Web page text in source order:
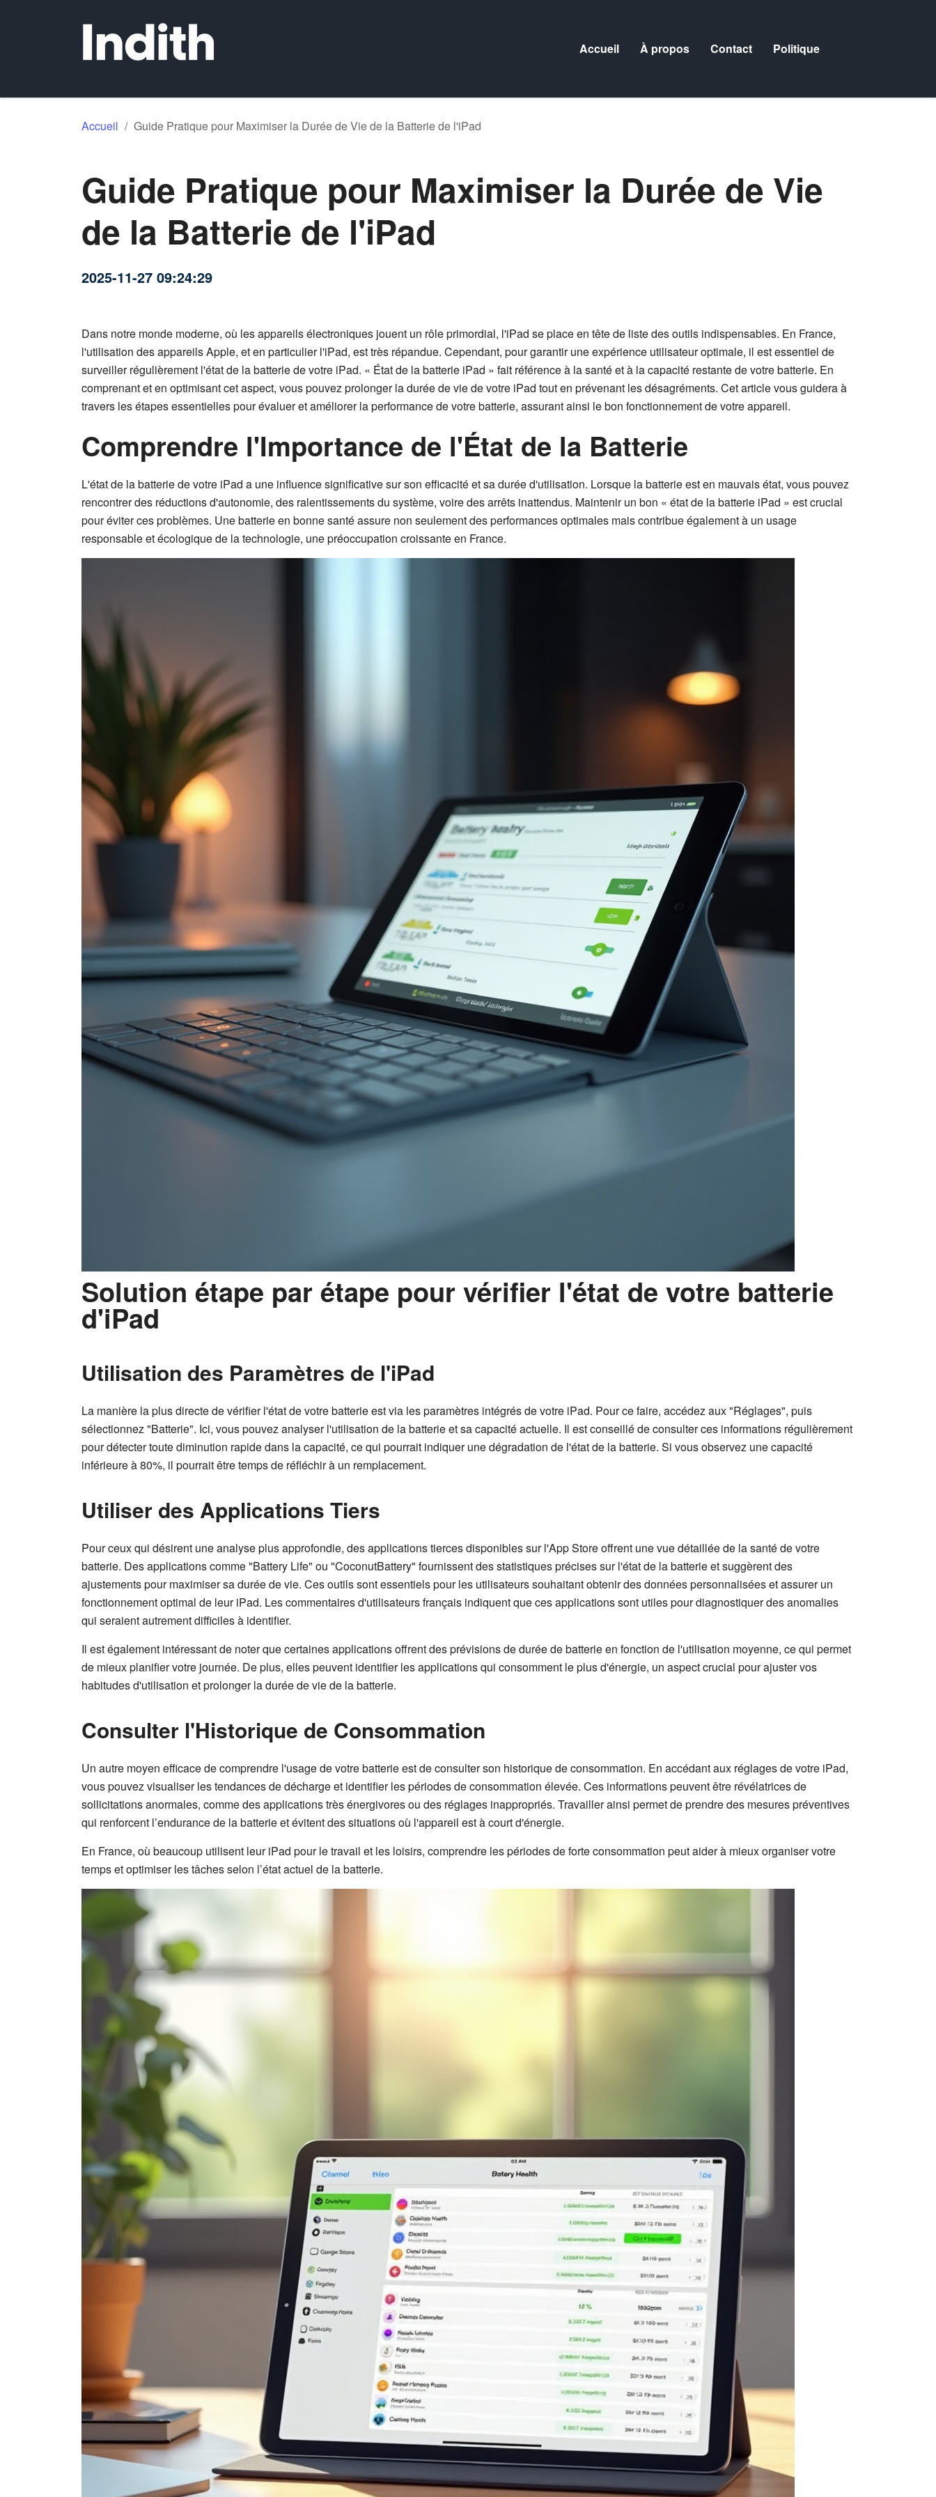
Accueil À propos Contact Politique
Accueil / Guide Pratique pour Maximiser la Durée de Vie de la Batterie de l'iPad
Guide Pratique pour Maximiser la Durée de Vie
de la Batterie de l'iPad
2025-11-27 09:24:29
Dans notre monde moderne, où les appareils électroniques jouent un rôle primordial, l'iPad se place en tête de liste des outils indispensables. En France,
l'utilisation des appareils Apple, et en particulier l'iPad, est très répandue. Cependant, pour garantir une expérience utilisateur optimale, il est essentiel de
surveiller régulièrement l'état de la batterie de votre iPad. « État de la batterie iPad » fait référence à la santé et à la capacité restante de votre batterie. En
comprenant et en optimisant cet aspect, vous pouvez prolonger la durée de vie de votre iPad tout en prévenant les désagréments. Cet article vous guidera à
travers les étapes essentielles pour évaluer et améliorer la performance de votre batterie, assurant ainsi le bon fonctionnement de votre appareil.
Comprendre l'Importance de l'État de la Batterie
L'état de la batterie de votre iPad a une influence significative sur son efficacité et sa durée d'utilisation. Lorsque la batterie est en mauvais état, vous pouvez
rencontrer des réductions d'autonomie, des ralentissements du système, voire des arrêts inattendus. Maintenir un bon « état de la batterie iPad » est crucial
pour éviter ces problèmes. Une batterie en bonne santé assure non seulement des performances optimales mais contribue également à un usage
responsable et écologique de la technologie, une préoccupation croissante en France.
Solution étape par étape pour vérifier l'état de votre batterie
d'iPad
Utilisation des Paramètres de l'iPad
La manière la plus directe de vérifier l'état de votre batterie est via les paramètres intégrés de votre iPad. Pour ce faire, accédez aux "Réglages", puis
sélectionnez "Batterie". Ici, vous pouvez analyser l'utilisation de la batterie et sa capacité actuelle. Il est conseillé de consulter ces informations régulièrement
pour détecter toute diminution rapide dans la capacité, ce qui pourrait indiquer une dégradation de l'état de la batterie. Si vous observez une capacité
inférieure à 80%, il pourrait être temps de réfléchir à un remplacement.
Utiliser des Applications Tiers
Pour ceux qui désirent une analyse plus approfondie, des applications tierces disponibles sur l'App Store offrent une vue détaillée de la santé de votre
batterie. Des applications comme "Battery Life" ou "CoconutBattery" fournissent des statistiques précises sur l'état de la batterie et suggèrent des
ajustements pour maximiser sa durée de vie. Ces outils sont essentiels pour les utilisateurs souhaitant obtenir des données personnalisées et assurer un
fonctionnement optimal de leur iPad. Les commentaires d'utilisateurs français indiquent que ces applications sont utiles pour diagnostiquer des anomalies
qui seraient autrement difficiles à identifier.
Il est également intéressant de noter que certaines applications offrent des prévisions de durée de batterie en fonction de l'utilisation moyenne, ce qui permet
de mieux planifier votre journée. De plus, elles peuvent identifier les applications qui consomment le plus d'énergie, un aspect crucial pour ajuster vos
habitudes d'utilisation et prolonger la durée de vie de la batterie.
Consulter l'Historique de Consommation
Un autre moyen efficace de comprendre l'usage de votre batterie est de consulter son historique de consommation. En accédant aux réglages de votre iPad,
vous pouvez visualiser les tendances de décharge et identifier les périodes de consommation élevée. Ces informations peuvent être révélatrices de
sollicitations anormales, comme des applications très énergivores ou des réglages inappropriés. Travailler ainsi permet de prendre des mesures préventives
qui renforcent l’endurance de la batterie et évitent des situations où l'appareil est à court d'énergie.
En France, où beaucoup utilisent leur iPad pour le travail et les loisirs, comprendre les périodes de forte consommation peut aider à mieux organiser votre
temps et optimiser les tâches selon l’état actuel de la batterie.